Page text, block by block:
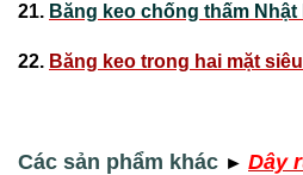
21. Băng keo chống thấm Nhật
22. Băng keo trong hai mặt
Các sản phẩm khác ► Dây